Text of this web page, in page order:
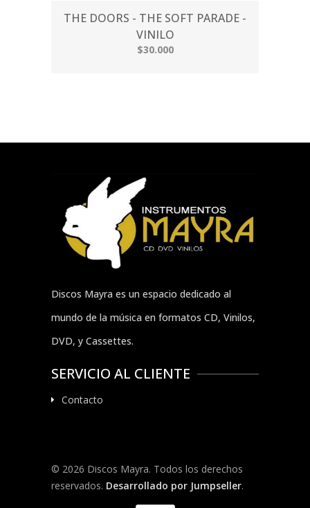
THE DOORS - THE SOFT PARADE -
VINILO
$30.000
Discos Mayra es un espacio dedicado al
mundo de la música en formatos CD, Vinilos,
DVD, y Cassettes.
SERVICIO AL CLIENTE
Contacto
© 2026 Discos Mayra. Todos los derechos
reservados. Desarrollado por Jumpseller.